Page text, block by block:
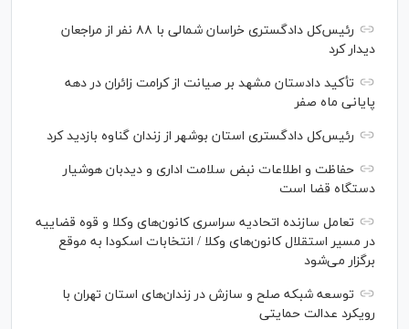
رئیس‌کل دادگستری خراسان شمالی با ۸۸ نفر از مراجعان
دیدار کرد
تأکید دادستان مشهد بر صیانت از کرامت زائران در دهه
پایانی ماه صفر
رئیس‌کل دادگستری استان بوشهر از زندان گناوه بازدید کرد
حفاظت و اطلاعات نبض سلامت اداری و دیدبان هوشیار
دستگاه قضا است
تعامل سازنده اتحادیه سراسری کانون‌های وکلا و قوه قضاییه
در مسیر استقلال کانون‌های وکلا / انتخابات اسکودا به موقع
برگزار می‌شود
توسعه شبکه‌ صلح و سازش در زندان‌های استان تهران با
رویکرد عدالت حمایتی